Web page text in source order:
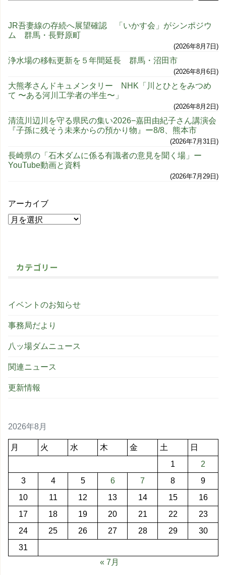
JR吾妻線の存続へ展望確認 「いかす会」がシンポジウ
ム 群馬・長野原町
2026年8月7日
浄水場の移転更新を５年間延長 群馬・沼田市
2026年8月6日
大熊孝さんドキュメンタリー NHK「川とひとをみつめ
て 〜ある河川工学者の半生〜」
2026年8月2日
清流川辺川を守る県民の集い2026−嘉田由紀子さん講演会
『子孫に残そう未来からの預かり物』ー8/8、熊本市
2026年7月31日
長崎県の「石木ダムに係る有識者の意見を聞く場」ー
YouTube動画と資料
2026年7月29日
アーカイブ
カテゴリー
イベントのお知らせ
事務局だより
八ッ場ダムニュース
関連ニュース
更新情報
2026年8月
月 火 水 木 金 土
日
1
2
3
4 5 6 7 8
9
10
11 12 13 14 15
16
17
18 19 20 21 22
23
24
25 26 27 28 29
30
31
« 7月